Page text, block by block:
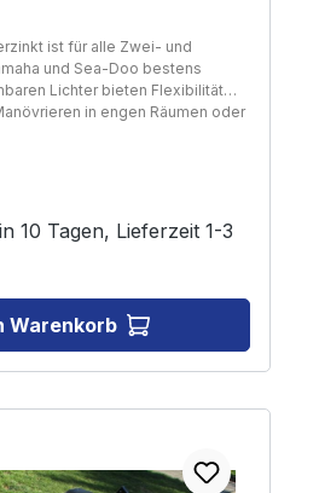
ist für alle Zwei- und
und Sea-Doo bestens
Lichter bieten Flexibilität
in engen Räumen oder
An- und Abladen des Jets,
Handhabung und das
erleichtert. Der Jet-Loader Big
einen niedrigen
niedrige Ladekante. Die
Auf- und Abladung bei. Der Jet-
Merkmalen die ideale
Sicherheit und
für den sicheren Transport Ihres
beachten Sie, dass das
des Anhängers nicht
10 Tagen, Lieferzeit 1-3
Warenkorb